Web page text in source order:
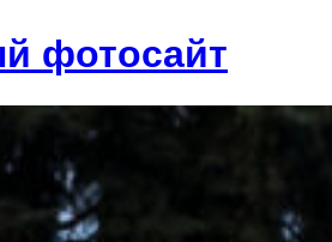
фотосайт